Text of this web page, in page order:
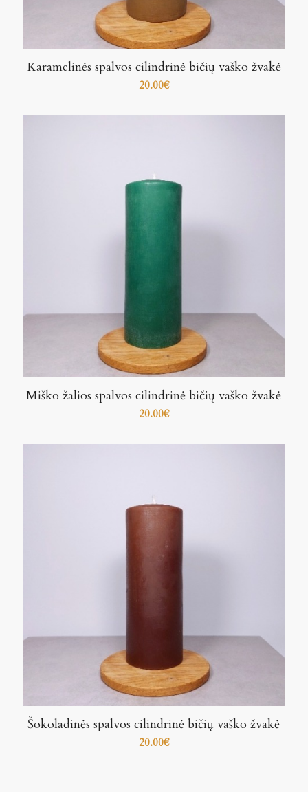
Karamelinės spalvos cilindrinė bičių vaško žvakė
20.00€
Miško žalios spalvos cilindrinė bičių vaško žvakė
20.00€
Šokoladinės spalvos cilindrinė bičių vaško žvakė
20.00€